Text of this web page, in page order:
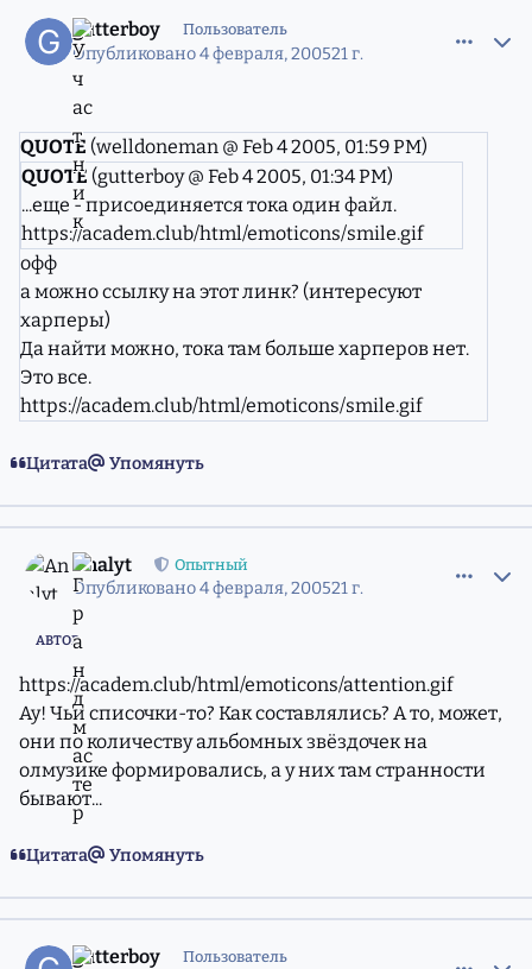
gutterboy Пользователь
Опубликовано4 февраля, 200521 г.
QUOTE (welldoneman @ Feb 4 2005, 01:59 PM)
QUOTE (gutterboy @ Feb 4 2005, 01:34 PM)
...еще - присоединяется тока один файл.
https://academ.club/html/emoticons/smile.gif
офф
а можно ссылку на этот линк? (интересуют
харперы)
Да найти можно, тока там больше харперов нет.
Это все.
https://academ.club/html/emoticons/smile.gif
Цитата Упомянуть
Analyt Опытный
Опубликовано4 февраля, 200521 г.
АВТОР
https://academ.club/html/emoticons/attention.gif
Ау! Чьи списочки-то? Как составлялись? А то, может,
они по количеству альбомных звёздочек на
олмузике формировались, а у них там странности
бывают...
Цитата Упомянуть
gutterboy Пользователь